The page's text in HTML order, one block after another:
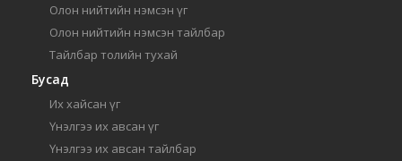
Олон нийтийн нэмсэн үг
Олон нийтийн нэмсэн тайлбар
Тайлбар толийн тухай
Бусад
Их хайсан үг
Үнэлгээ их авсан үг
Үнэлгээ их авсан тайлбар